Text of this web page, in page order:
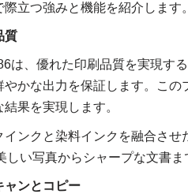
際立つ強みと機能を紹介します。
質
は、優れた印刷品質を実現す
やかな出力を保証します。この
果を実現します。
インクと染料インクを融合させ
しい写真からシャープな文書
ャンとコピー